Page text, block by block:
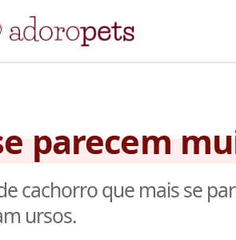
parecem
cachorro que mais se
ursos.